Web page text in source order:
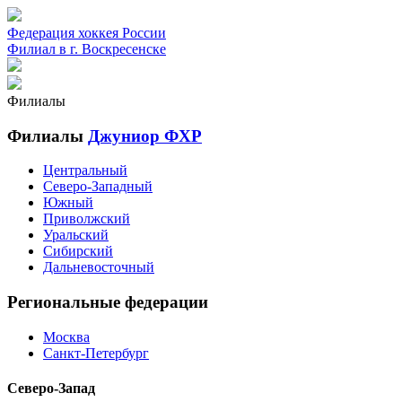
Федерация хоккея России
Филиал в г. Воскресенске
Филиалы
Филиалы Джуниор ФХР
Центральный
Северо-Западный
Южный
Приволжский
Уральский
Сибирский
Дальневосточный
Региональные федерации
Москва
Санкт-Петербург
Северо-Запад